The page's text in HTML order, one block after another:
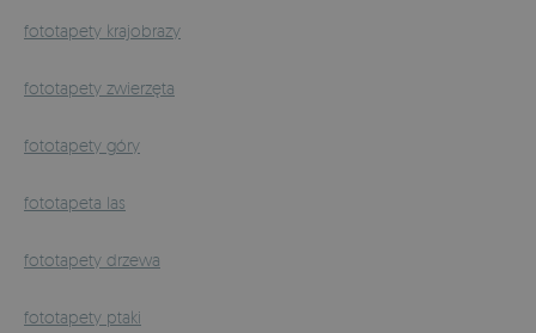
fototapety krajobrazy
fototapety zwierzęta
fototapety góry
fototapeta las
fototapety drzewa
fototapety ptaki